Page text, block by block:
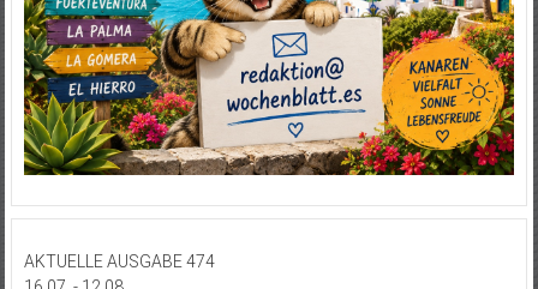
AKTUELLE AUSGABE 474